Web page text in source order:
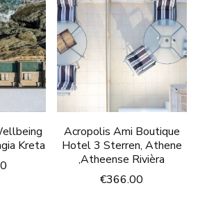
Kreta
Acropolis Ami Boutique
Hotel 3 Sterren, Athene
,Atheense Rivièra
€366.00